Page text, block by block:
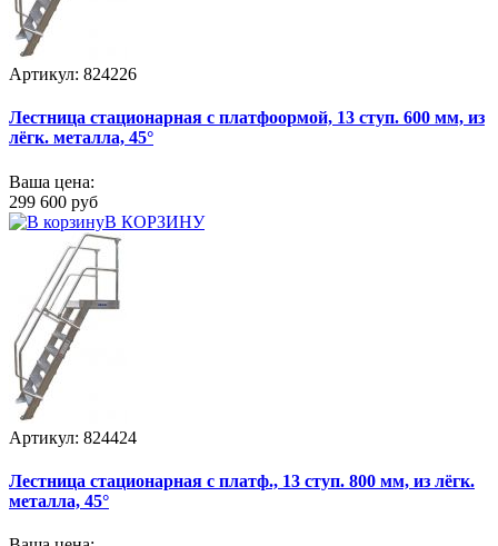
Артикул: 824226
Лестница стационарная с платфоормой, 13 ступ. 600 мм, из
лёгк. металла, 45°
Ваша цена:
299 600 руб
В КОРЗИНУ
Артикул: 824424
Лестница стационарная с платф., 13 ступ. 800 мм, из лёгк.
металла, 45°